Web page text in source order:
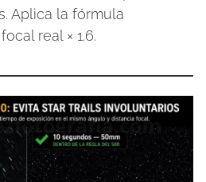
Aplica la fórmula
real × 1.6.